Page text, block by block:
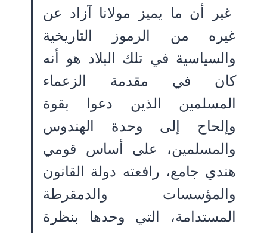
غير أن ما يميز مولانا آزاد عن
غيره من الرموز التاريخية
والسياسية في تلك البلاد هو أنه
كان في مقدمة الزعماء
المسلمين الذين دعوا بقوة
وإلحاح إلى وحدة الهندوس
والمسلمين، على أساس قومي
هندي جامع، رافعته دولة القانون
والمؤسسات والدمقرطة
المستدامة، التي وحدها بنظرة